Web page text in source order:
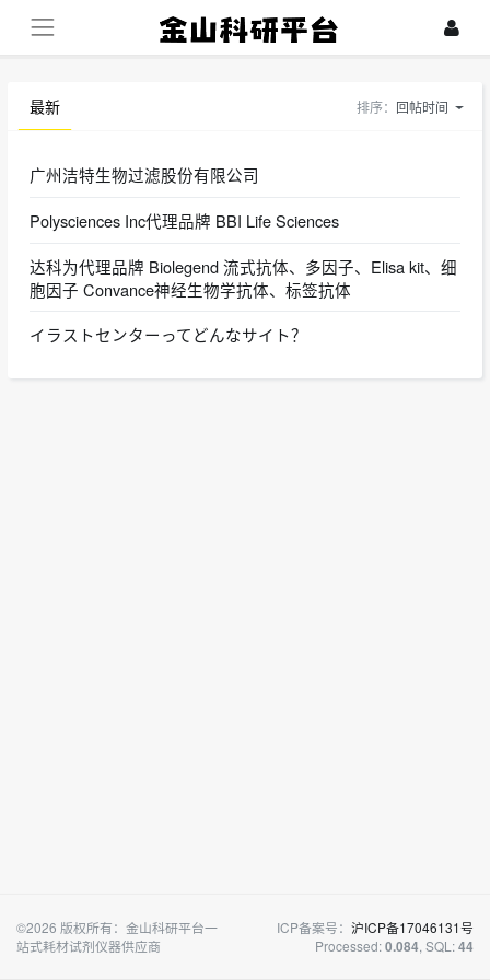
最新 排序： 回帖时间
广州洁特生物过滤股份有限公司
Polysciences Inc代理品牌 BBI Life Sciences
达科为代理品牌 Biolegend 流式抗体、多因子、Elisa kit、细
胞因子 Convance神经生物学抗体、标签抗体
イラストセンターってどんなサイト？
©2026 版权所有：金山科研平台一
站式耗材试剂仪器供应商
ICP备案号： 沪ICP备17046131号
Processed:0.084, SQL:44